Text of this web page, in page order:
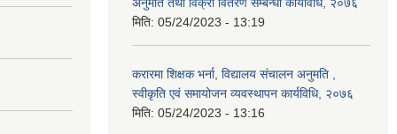
मिति: 05/24/2023 - 13:19
करारमा शिक्षक भर्ना, विद्यालय संचालन अनुमति ,
स्वीकृति एवं समायोजन व्यवस्थापन कार्यविधि, २०७६
मिति: 05/24/2023 - 13:16